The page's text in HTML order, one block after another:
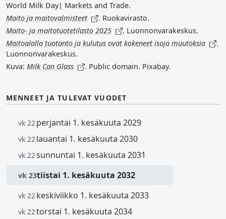
World Milk Day| Markets and Trade.
Maito ja maitovalmisteet
. Ruokavirasto.
Maito- ja maitotuotetilasto 2025
. Luonnonvarakeskus.
Maitoalalla tuotanto ja kulutus ovat kokeneet isoja muutoksia
.
Luonnonvarakeskus.
Kuva: Milk Can Glass . Public domain. Pixabay.
MENNEET JA TULEVAT VUODET
vk 22 perjantai 1. kesäkuuta 2029
vk 22 lauantai 1. kesäkuuta 2030
vk 22sunnuntai 1. kesäkuuta 2031
vk 23tiistai 1. kesäkuuta 2032
vk 22 keskiviikko 1. kesäkuuta 2033
vk 22torstai 1. kesäkuuta 2034